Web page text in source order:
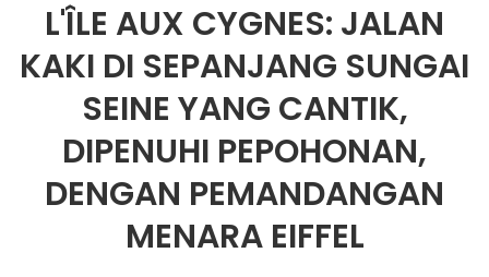
L'ÎLE AUX CYGNES: JALAN
KAKI DI SEPANJANG SUNGAI
SEINE YANG CANTIK,
DIPENUHI PEPOHONAN,
DENGAN PEMANDANGAN
MENARA EIFFEL